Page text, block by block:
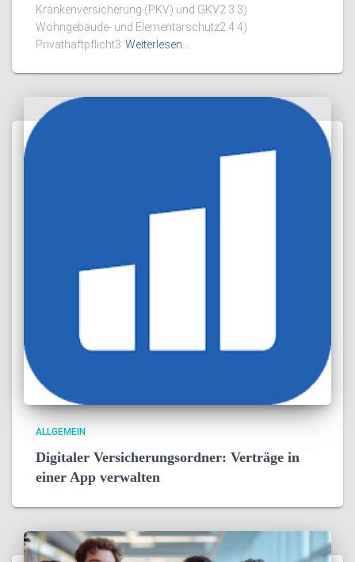
Krankenversicherung (PKV) und GKV2.3 3)
Wohngebäude- und Elementarschutz2.4 4)
Privathaftpflicht3 Weiterlesen…
ALLGEMEIN
Digitaler Versicherungsordner: Verträge in
einer App verwalten